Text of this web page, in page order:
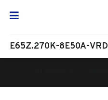
E65Z.270K-8E50A-VRD